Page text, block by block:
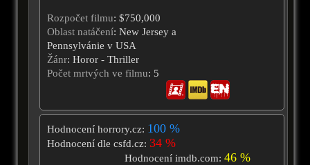
Rozpočet filmu: $750,000
Oblast natáčení: New Jersey a
Pennsylvánie v USA
Žánr: Horor - Thriller
Počet mrtvých ve filmu: 5
Hodnocení horrory.cz: 100 %
Hodnocení dle csfd.cz: 34 %
Hodnocení imdb.com:46 %